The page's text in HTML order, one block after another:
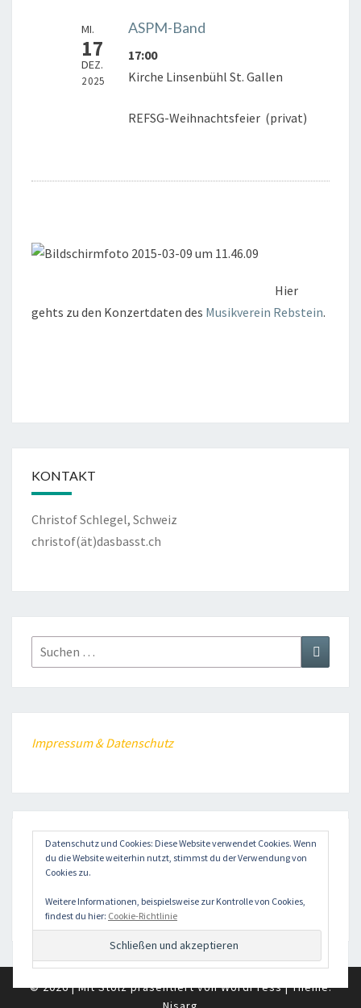
MI.
17
DEZ.
2025
ASPM-Band
17:00
Kirche Linsenbühl St. Gallen
REFSG-Weihnachtsfeier (privat)
Hier
gehts zu den Konzertdaten des Musikverein Rebstein.
KONTAKT
Christof Schlegel, Schweiz
christof(ät)dasbasst.ch
Suche
nach:
Suchen
Impressum & Datenschutz
NEWS-KATEGORIEN
dasbasst
Datenschutz und Cookies: Diese Website verwendet Cookies. Wenn
du die Website weiterhin nutzt, stimmst du der Verwendung von
Cookies zu.
Weitere Informationen, beispielsweise zur Kontrolle von Cookies,
findest du hier: Cookie-Richtlinie
© 2026|Mit Stolz präsentiert vonWordPress |Theme: